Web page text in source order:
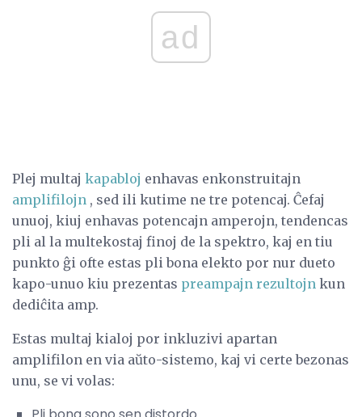
ad
Plej multaj kapabloj enhavas enkonstruitajn
amplifilojn , sed ili kutime ne tre potencaj. Ĉefaj
unuoj, kiuj enhavas potencajn amperojn, tendencas
pli al la multekostaj finoj de la spektro, kaj en tiu
punkto ĝi ofte estas pli bona elekto por nur dueto
kapo-unuo kiu prezentas preampajn rezultojn kun
dediĉita amp.
Estas multaj kialoj por inkluzivi apartan
amplifilon en via aŭto-sistemo, kaj vi certe bezonas
unu, se vi volas: